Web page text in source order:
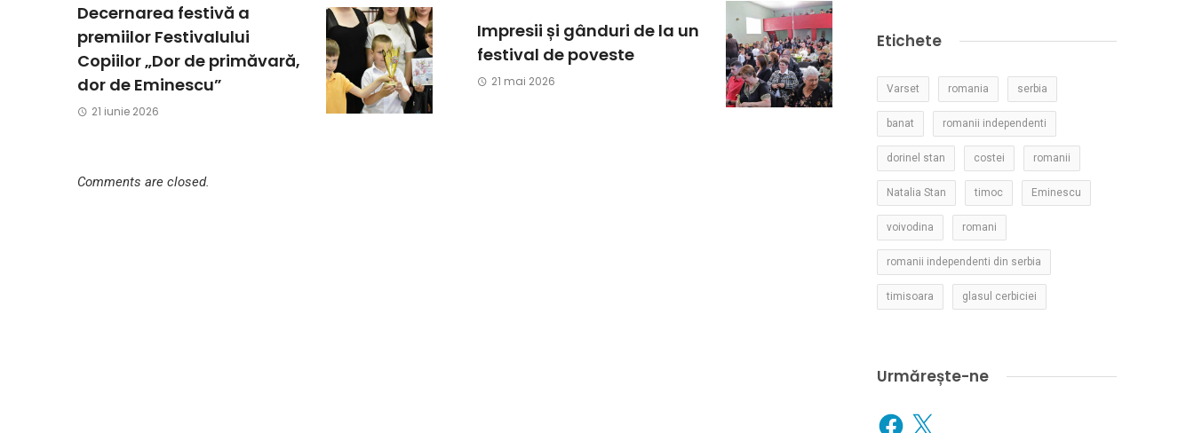
Decernarea festivă a
premiilor Festivalului
Copiilor „Dor de primăvară,
dor de Eminescu”
21 iunie 2026
Impresii și gânduri de la un
festival de poveste
21 mai 2026
Comments are closed.
Etichete
Varset romania serbia
banat romanii independenti
dorinel stan costei romanii
Natalia Stan timoc Eminescu
voivodina romani
romanii independenti din serbia
timisoara glasul cerbiciei
Urmărește-ne
Facebook
X